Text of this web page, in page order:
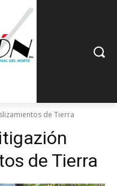
de Tierra
de Tierra